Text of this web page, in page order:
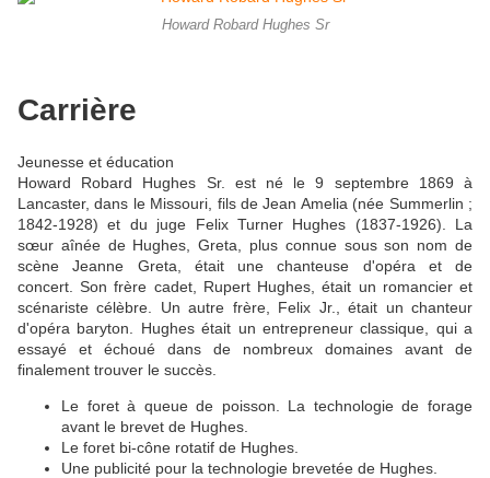
Howard Robard Hughes Sr
Carrière
Jeunesse et éducation
Howard Robard Hughes Sr. est né le 9 septembre 1869 à
Lancaster, dans le Missouri, fils de Jean Amelia (née Summerlin ;
1842-1928) et du juge Felix Turner Hughes (1837-1926). La
sœur aînée de Hughes, Greta, plus connue sous son nom de
scène Jeanne Greta, était une chanteuse d'opéra et de
concert. Son frère cadet, Rupert Hughes, était un romancier et
scénariste célèbre. Un autre frère, Felix Jr., était un chanteur
d'opéra baryton. Hughes était un entrepreneur classique, qui a
essayé et échoué dans de nombreux domaines avant de
finalement trouver le succès.
Le foret à queue de poisson. La technologie de forage
avant le brevet de Hughes.
Le foret bi-cône rotatif de Hughes.
Une publicité pour la technologie brevetée de Hughes.